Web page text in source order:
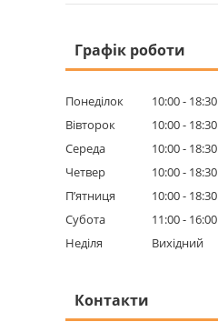
Графік роботи
Понеділок 10:00
18:30
Вівторок
10:00
18:30
Середа
10:00
18:30
Четвер
10:00
18:30
Пʼятниця
10:00
18:30
Субота
11:00
16:00
Неділя
Вихідний
Контакти